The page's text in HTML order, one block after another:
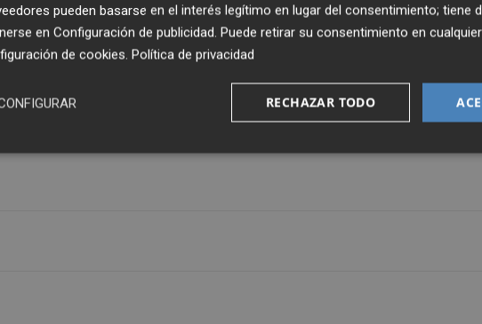
que la transacción no plantea problemas de competencia en el
de las tres entidades es "moderada" y existen
servicios europeos de Competencia han evaluado la operación
de control de concentraciones, que se utiliza en los casos menos
pueden basarse en el interés legítimo en lugar del consentimiento; tiene
en Configuración de publicidad. Puede retirar su consentimiento en
de cookies. Política de privacidad
RECHAZAR TODO